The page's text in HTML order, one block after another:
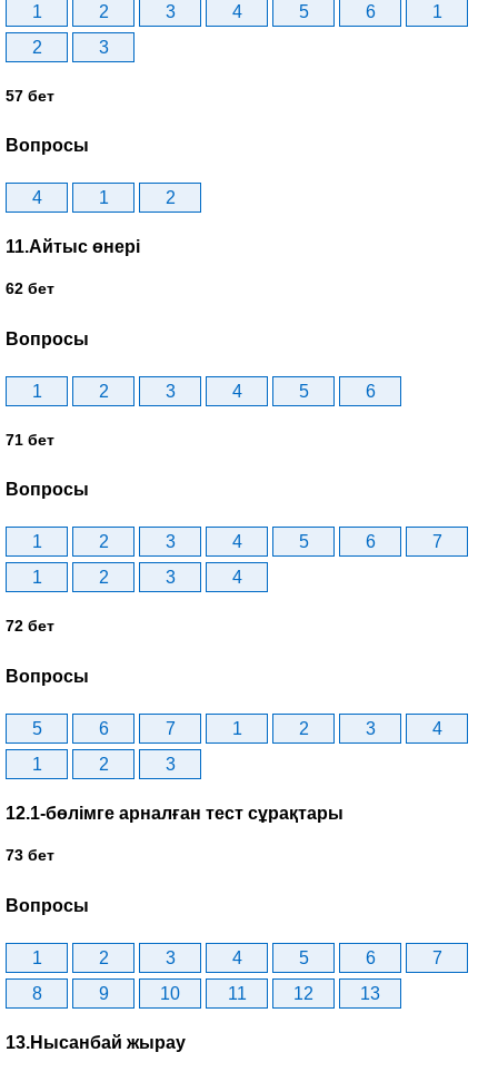
1 2 3 4 5 6
1
2
3
57 бет
Вопросы
4 1 2
11.Айтыс өнері
62 бет
Вопросы
1 2 3 4 5 6
71 бет
Вопросы
1 2 3 4 5 6
7
1
2 3 4
72 бет
Вопросы
5 6 7 1 2 3
4
1
2 3
12.1-бөлімге арналған тест сұрақтары
73 бет
Вопросы
1 2 3 4 5 6
7
8
9 10 11 12 13
13.Нысанбай жырау